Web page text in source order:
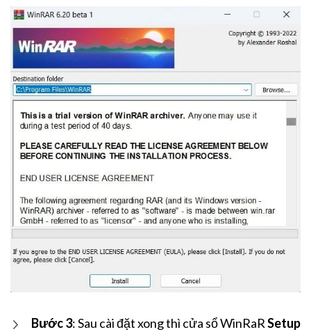
Bước 3: Sau cài đặt xong thì cửa sổ WinRaRSetup